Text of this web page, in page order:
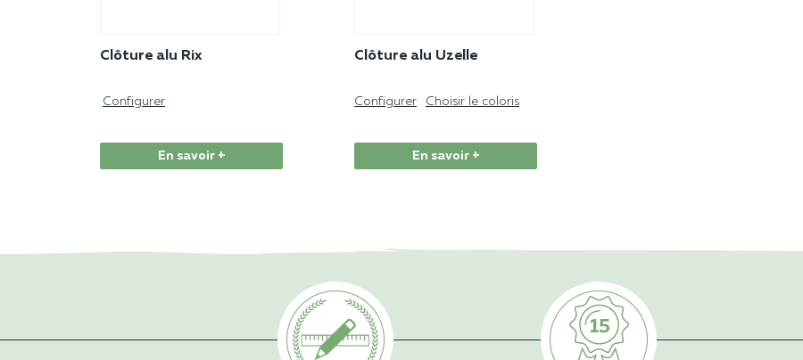
Clôture alu Rix
Configurer
En savoir +
Clôture alu Uzelle
Configurer Choisir le coloris
En savoir +